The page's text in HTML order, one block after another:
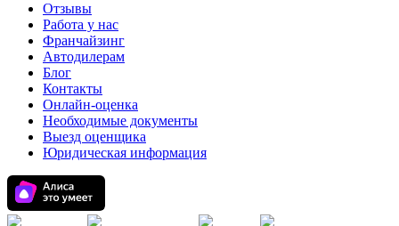
Отзывы
Работа у нас
Франчайзинг
Автодилерам
Блог
Контакты
Онлайн-оценка
Необходимые документы
Выезд оценщика
Юридическая информация